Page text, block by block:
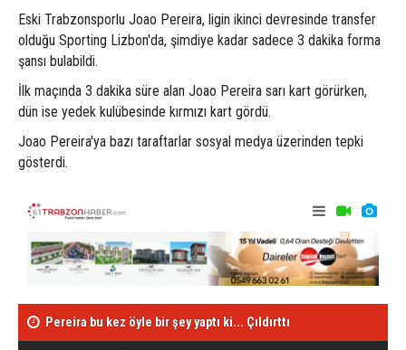
Eski Trabzonsporlu Joao Pereira, ligin ikinci devresinde transfer
olduğu Sporting Lizbon'da, şimdiye kadar sadece 3 dakika forma
şansı bulabildi.
İlk maçında 3 dakika süre alan Joao Pereira sarı kart görürken,
dün ise yedek kulübesinde kırmızı kart gördü.
Joao Pereira'ya bazı taraftarlar sosyal medya üzerinden tepki
gösterdi.
Türkiye günlük koronavirüs raporu - 14 Mart